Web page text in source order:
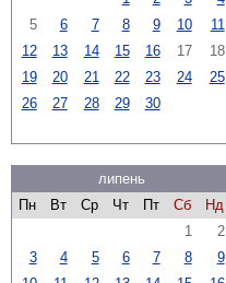
5
6 7 8 9 10
11
12
13 14 15 16 17
18
19
20 21 22 23 24
25
26
27 28 29 30
липень
Пн
Вт Ср Чт Пт Сб
Нд
1
2
3
4 5 6 7 8
9